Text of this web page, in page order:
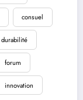
consuel
durabilité
forum
innovation